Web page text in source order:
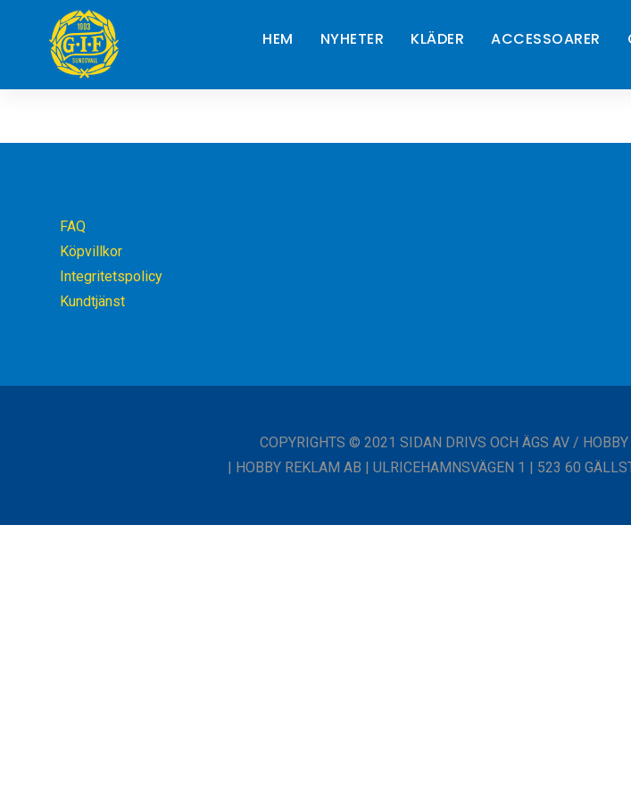
HEM NYHETER KLÄDER ACCESSOARER
FAQ
Köpvillkor
Integritetspolicy
Kundtjänst
COPYRIGHTS © 2021 SIDAN DRIVS OCH ÄGS AV /
| HOBBY REKLAM AB | ULRICEHAMNSVÄGEN 1 | 523 60